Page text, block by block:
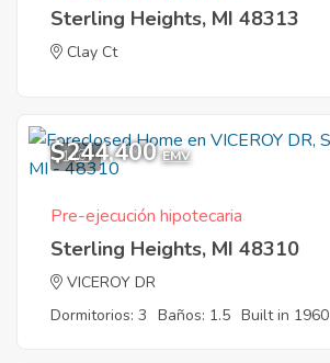
Sterling Heights, MI 48313
Clay Ct
1
$244,400 EMV
Pre-ejecución hipotecaria
Sterling Heights, MI 48310
VICEROY DR
Dormitorios: 3 Baños: 1.5 Built in 1960